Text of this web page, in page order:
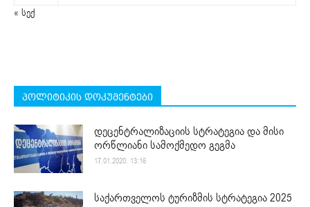
« სექ
პოლიტიკის დოკუმენტები
დეცენტრალიზაციის სტრატეგია და მისი
ორწლიანი სამოქმედო გეგმა
17.01.2020. 13:16
საქართველოს ტურიზმის სტრატეგია 2025